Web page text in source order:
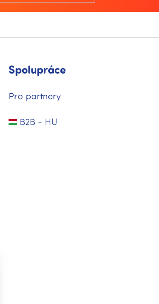
Spolupráce
Pro partnery
B2B - HU